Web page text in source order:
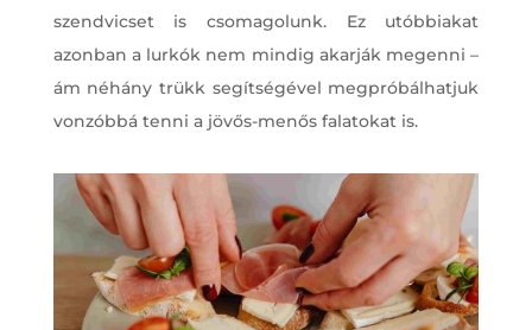
szendvicset is csomagolunk. Ez utóbbiakat
azonban a lurkók nem mindig akarják megenni –
ám néhány trükk segítségével megpróbálhatjuk
vonzóbbá tenni a jövős-menős falatokat is.